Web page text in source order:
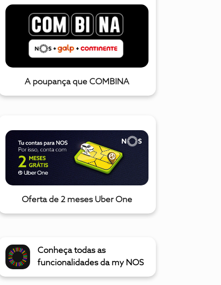
A poupança que COMBINA
Oferta de 2 meses Uber One
Conheça todas as
funcionalidades da my NOS